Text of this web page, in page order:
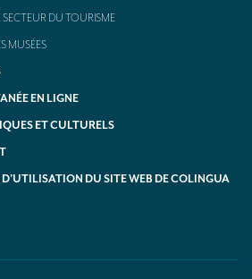
DU TOURISME
MUSÉES
EN LIGNE
ET CULTURELS
DU SITE WEB DE COLINGUA